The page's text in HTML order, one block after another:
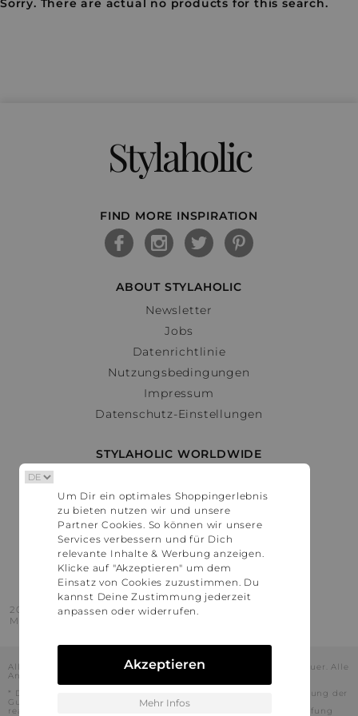
Stylaholic
FIND MORE INSPIRATION
ABOUT STYLAHOLIC
Newsletter
Jobs
Datenrichtlinie
Nutzungsbedingungen
Impressum
Datenschutz-Einstellungen
STYLAHOLIC WORLDWIDE
Österreich
Schweiz
France
United States
2016 - 2026 © Stylaholic.
Made for you with love in munich.
Alle Preise inkl. der jeweils geltenden gesetzlichen Mehrwertsteuer. Alle
Angaben ohne Gewähr.
* Die angezeigten Preise beinhalten Rabatte, die durch die Nutzung der
Gutschein-Codes auf den Seiten unserer Partner voraussichtlich
realisiert werden können. Stylaholic führt keine vollständige Prüfung
Um Dir ein optimales Shoppingerlebnis
zu bieten nutzen wir und unsere
Partner Cookies. So können wir unsere
Services verbessern und für Dich
relevante Inhalte & Werbung anzeigen.
Klicke auf "Akzeptieren" um dem
Einsatz von Cookies zuzustimmen. Du
kannst Deine Zustimmung jederzeit
anpassen oder widerrufen.
Akzeptieren
Mehr Infos